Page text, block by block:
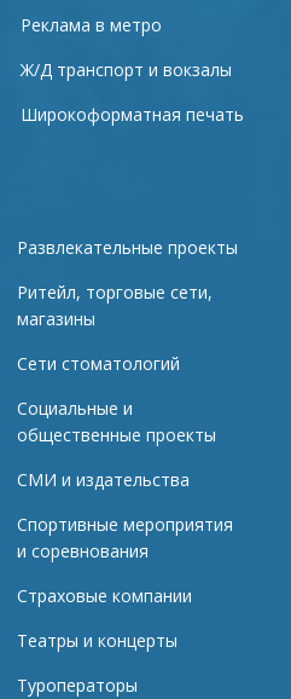
Реклама в метро
Ж/Д транспорт и вокзалы
Широкоформатная печать
Развлекательные проекты
Ритейл, торговые сети,
магазины
Сети стоматологий
Социальные и
общественные проекты
СМИ и издательства
Спортивные мероприятия
и соревнования
Страховые компании
Театры и концерты
Туроператоры